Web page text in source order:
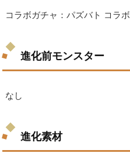
コラボガチャ：パズバト コラボ
進化前モンスター
なし
進化素材